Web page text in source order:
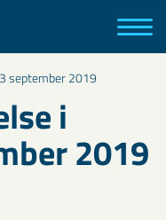
september 2019
i
2019